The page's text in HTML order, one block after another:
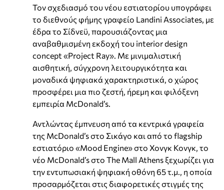
Τον σχεδιασμό του νέου εστιατορίου υπογράφει
το διεθνούς φήμης γραφείο Landini Associates, με
έδρα το Σίδνεϋ, παρουσιάζοντας μια
αναβαθμισμένη εκδοχή του interior design
concept «Project Ray». Με μινιμαλιστική
αισθητική, σύγχρονη λειτουργικότητα και
μοναδικά ψηφιακά χαρακτηριστικά, ο χώρος
προσφέρει μια πιο ζεστή, ήρεμη και φιλόξενη
εμπειρία McDonald’s.
Αντλώντας έμπνευση από τα κεντρικά γραφεία
της McDonald’s στο Σικάγο και από το flagship
εστιατόριο «Mood Engine» στο Χονγκ Κονγκ, το
νέο McDonald’s στο The Mall Athens ξεχωρίζει για
την εντυπωσιακή ψηφιακή οθόνη 65 τ.μ., η οποία
προσαρμόζεται στις διαφορετικές στιγμές της